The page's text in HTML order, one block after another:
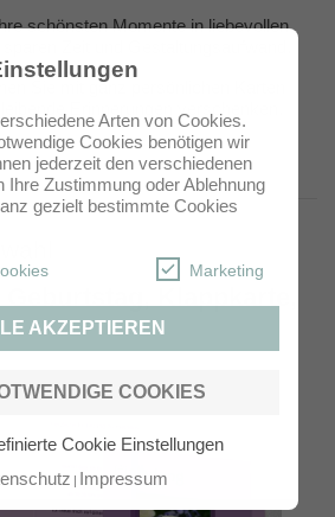
Arten von Cookies.
Cookies benötigen wir
jederzeit den verschiedenen
Ihre Zustimmung oder Ablehnung
gezielt bestimmte Cookies
Marketing
AKZEPTIEREN
COOKIES
Cookie Einstellungen
Impressum
schönsten Momente in liebevollen
Sie mit ganz persönlichen Karten
Klappkarte,